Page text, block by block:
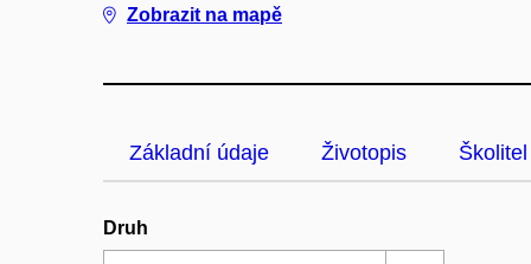
Zobrazit na mapě
Základní údaje Životopis Školitel
Druh